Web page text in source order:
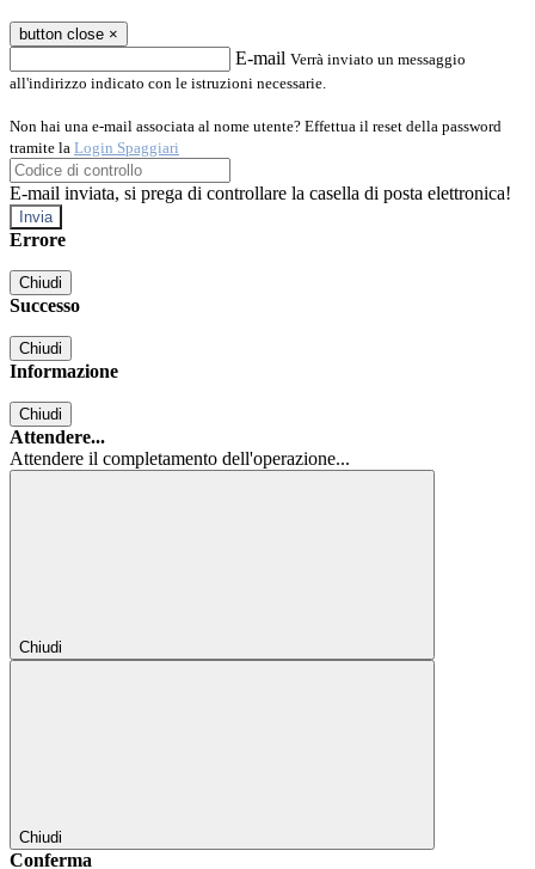
button close ×
E-mail Verrà inviato un messaggio
all'indirizzo indicato con le istruzioni necessarie.
Non hai una e-mail associata al nome utente? Effettua il reset della password
tramite la Login Spaggiari
E-mail inviata, si prega di controllare la casella di posta elettronica!
Errore
Chiudi
Successo
Chiudi
Informazione
Chiudi
Attendere...
Attendere il completamento dell'operazione...
Chiudi
Chiudi
Conferma